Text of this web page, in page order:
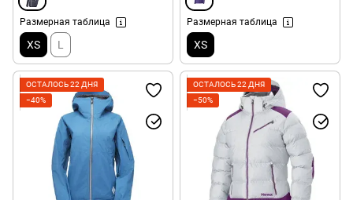
Размерная таблица
XS L
Размерная таблица
XS
ОСТАЛОСЬ 22 ДНЯ
−40%
ОСТАЛОСЬ 22 ДНЯ
−50%